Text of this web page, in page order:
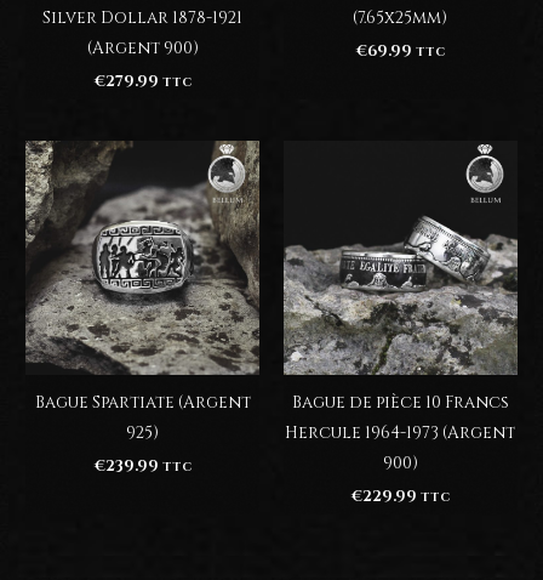
Silver Dollar 1878-1921
(Argent 900)
€279.99 TTC
(7.65x25mm)
€69.99 TTC
Bague Spartiate (Argent
925)
€239.99 TTC
Bague de pièce 10 Francs
Hercule 1964-1973 (Argent
900)
€229.99 TTC